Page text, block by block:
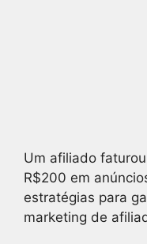
Um afiliado
R$200 em
estratégias para
marketing de